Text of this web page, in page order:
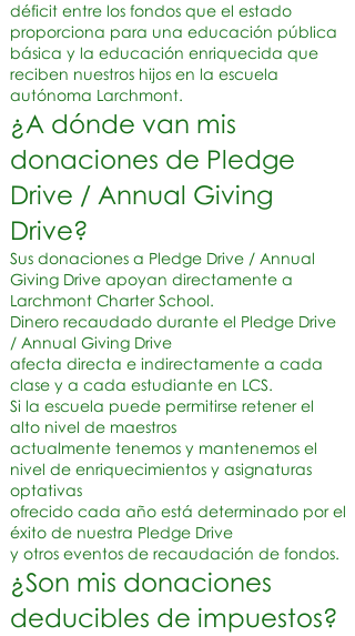
déficit entre los fondos que el estado
proporciona para una educación pública
básica y la educación enriquecida que
reciben nuestros hijos en la escuela
autónoma Larchmont.
¿A dónde van mis
donaciones de Pledge
Drive / Annual Giving
Drive?
Sus donaciones a Pledge Drive / Annual
Giving Drive apoyan directamente a
Larchmont Charter School.
Dinero recaudado durante el Pledge Drive
/ Annual Giving Drive
afecta directa e indirectamente a cada
clase y a cada estudiante en LCS.
Si la escuela puede permitirse retener el
alto nivel de maestros
actualmente tenemos y mantenemos el
nivel de enriquecimientos y asignaturas
optativas
ofrecido cada año está determinado por el
éxito de nuestra Pledge Drive
y otros eventos de recaudación de fondos.
¿Son mis donaciones
deducibles de impuestos?